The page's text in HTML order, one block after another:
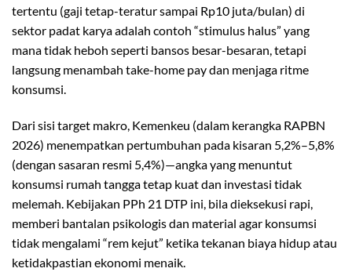
tertentu (gaji tetap-teratur sampai Rp10 juta/bulan) di
sektor padat karya adalah contoh “stimulus halus” yang
mana tidak heboh seperti bansos besar-besaran, tetapi
langsung menambah take-home pay dan menjaga ritme
konsumsi.
Dari sisi target makro, Kemenkeu (dalam kerangka RAPBN
2026) menempatkan pertumbuhan pada kisaran 5,2%–5,8%
(dengan sasaran resmi 5,4%)—angka yang menuntut
konsumsi rumah tangga tetap kuat dan investasi tidak
melemah. Kebijakan PPh 21 DTP ini, bila dieksekusi rapi,
memberi bantalan psikologis dan material agar konsumsi
tidak mengalami “rem kejut” ketika tekanan biaya hidup atau
ketidakpastian ekonomi menaik.